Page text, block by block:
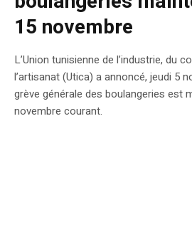
15 novembre
L’Union tunisienne de l’industrie, du
l’artisanat (Utica) a annoncé, jeudi 5
grève générale des boulangeries est
novembre courant.